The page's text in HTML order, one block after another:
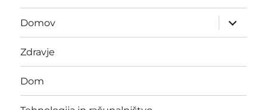
Domov
expand
child
menu
Zdravje
Dom